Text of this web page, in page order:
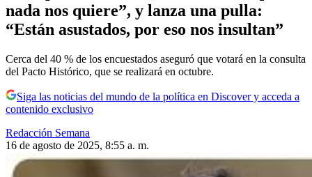
nada nos quiere”, y lanza una pulla:
“Están asustados, por eso nos insultan”
Cerca del 40 % de los encuestados aseguró que votará en la consulta
del Pacto Histórico, que se realizará en octubre.
Siga las noticias del mundo de la política en Discover y acceda a
contenido exclusivo
Redacción Semana
16 de agosto de 2025, 8:55 a. m.